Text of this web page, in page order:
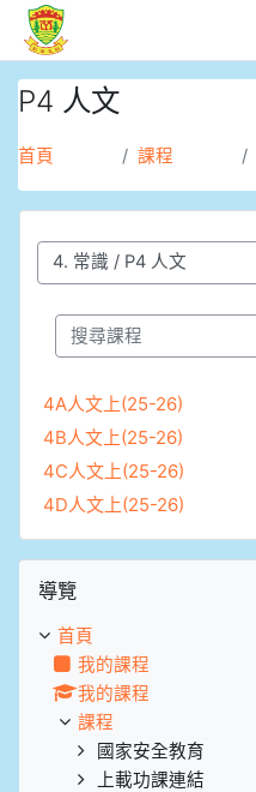
跳至主內容
P4 人文
首頁 課程
課程類別
搜尋課程
4A人文上(25-26)
4B人文上(25-26)
4C人文上(25-26)
4D人文上(25-26)
跳過導覽區塊
導覽
首頁
我的課程
我的課程
課程
國家安全教育
上載功課連結